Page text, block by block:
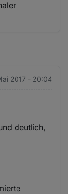
2017 - 20:04
deutlich,